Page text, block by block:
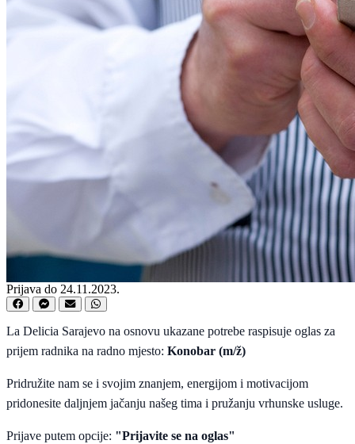
Prijava do 24.11.2023.
La Delicia Sarajevo na osnovu ukazane potrebe raspisuje oglas za
prijem radnika na radno mjesto: Konobar (m/ž)
Pridružite nam se i svojim znanjem, energijom i motivacijom
pridonesite daljnjem jačanju našeg tima i pružanju vrhunske usluge.
Prijave putem opcije: "Prijavite se na oglas"